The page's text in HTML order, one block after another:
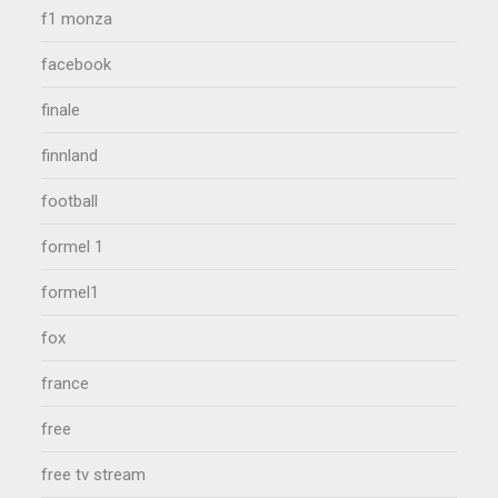
f1 monza
facebook
finale
finnland
football
formel 1
formel1
fox
france
free
free tv stream